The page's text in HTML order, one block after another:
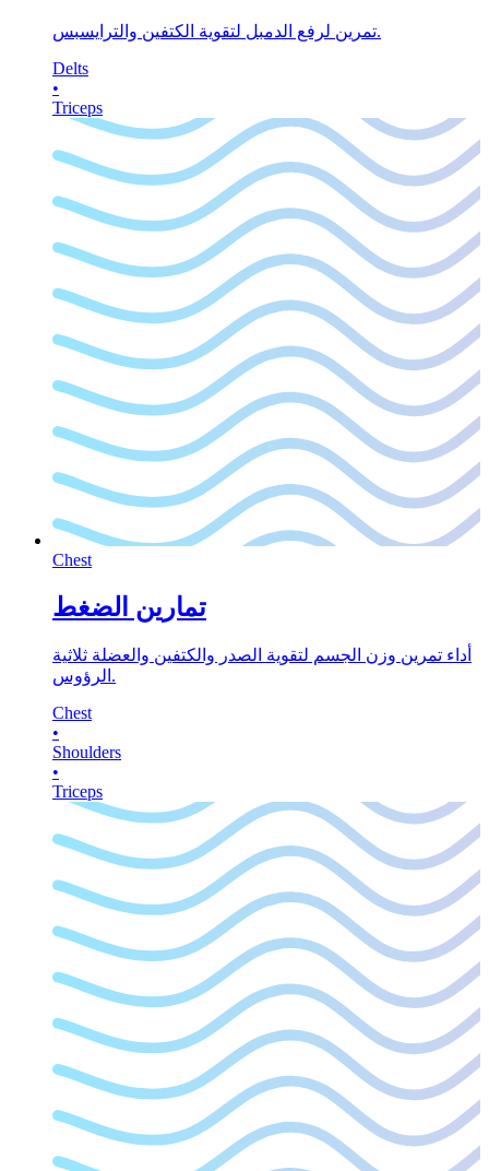
تمرين لرفع الدمبل لتقوية الكتفين والترايسبس.
Delts
•
Triceps
Chest
تمارين الضغط
أداء تمرين وزن الجسم لتقوية الصدر والكتفين والعضلة ثلاثية
الرؤوس.
Chest
•
Shoulders
•
Triceps